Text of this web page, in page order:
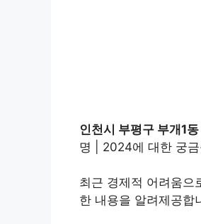
인천시 부평구 부개1
명 | 2024에 대한 궁
최근 경제적 어려움으
한 내용을 알려제공합